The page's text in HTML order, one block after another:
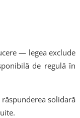
— legea exclude
de regulă în
solidară